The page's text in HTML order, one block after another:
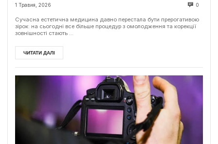
1 Травня, 2026 0
Сучасна естетична медицина давно перестала бути прерогативою
зірок: на сьогодні все більше процедур з омолодження та корекції
зовнішності стають ...
ЧИТАТИ ДАЛІ